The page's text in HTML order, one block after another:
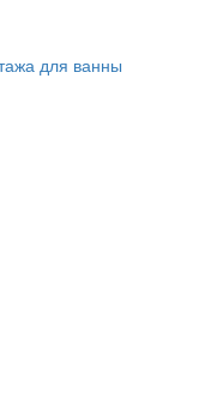
для ванны